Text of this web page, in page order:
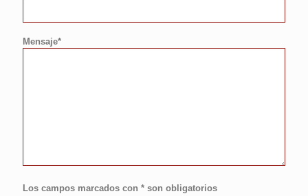
Mensaje*
Los campos marcados con * son obligatorios